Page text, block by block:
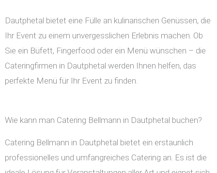
Dautphetal bietet eine Fülle an kulinarischen Genüssen, die
Ihr Event zu einem unvergesslichen Erlebnis machen. Ob
Sie ein Büfett, Fingerfood oder ein Menü wünschen – die
Cateringfirmen in Dautphetal werden Ihnen helfen, das
perfekte Menü für Ihr Event zu finden.
Wie kann man Catering Bellmann in Dautphetal buchen?
Catering Bellmann in Dautphetal bietet ein erstaunlich
professionelles und umfangreiches Catering an. Es ist die